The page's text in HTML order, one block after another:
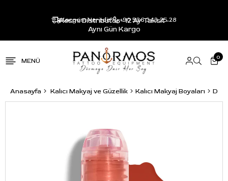
Resmi Distribütör - 12 Ay Taksit -
Aynı Gün Kargo
Kargom Nerede? +90 536 343 25 28
0
Anasayfa Kalıcı Makyaj ve Güzellik Kalıcı Makyaj Boyaları